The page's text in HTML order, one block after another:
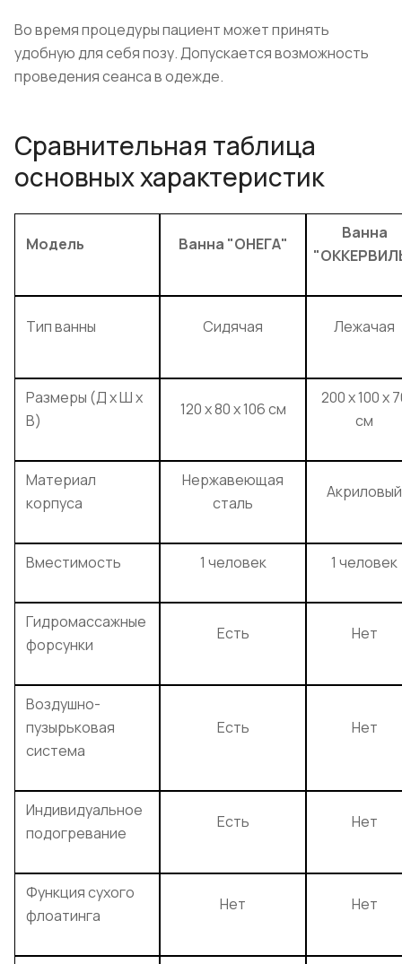
Во время процедуры пациент может принять
удобную для себя позу. Допускается возможность
проведения сеанса в одежде.
Сравнительная таблица
основных характеристик
Модель Ванна "ОНЕГА"
Ванна
Тип ванны Сидячая Лежачая
Размеры (Д х Ш х
В)
120 x 80 x 106 см
200 x 100 x
см
Материал
корпуса
Нержавеющая
сталь
Акриловый
Вместимость 1 человек 1 человек
Гидромассажные
форсунки
Есть Нет
Воздушно-
пузырьковая
система
Есть Нет
Индивидуальное
подогревание
Есть Нет
Функция сухого
флоатинга
Нет Нет